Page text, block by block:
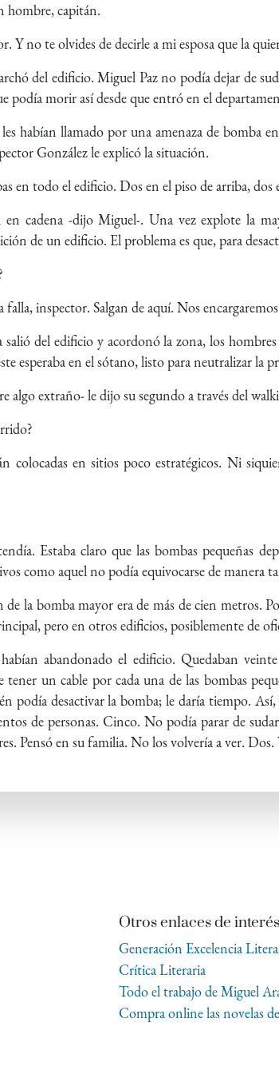
hombre, capitán.
Y no te olvides de decirle a mi esposa que la
del edificio. Miguel Paz no podía dejar de
podía morir así desde que entró en el
habían llamado por una amenaza de bomba
González le explicó la situación.
en todo el edificio. Dos en el piso de arriba, dos
cadena -dijo Miguel-. Una vez explote la
de un edificio. El problema es que, para
inspector. Salgan de aquí. Nos
salió del edificio y acordonó la zona, los
esperaba en el sótano, listo para neutralizar la
algo extraño- le dijo su segundo a través del
colocadas en sitios poco estratégicos. Ni
Estaba claro que las bombas pequeñas
como aquel no podía equivocarse de manera
de la bomba mayor era de más de cien metros.
pero en otros edificios, posiblemente de
abandonado el edificio. Quedaban
tener un cable por cada una de las bombas
podía desactivar la bomba; le daría tiempo.
de personas. Cinco. No podía parar de
Pensó en su familia. No los volvería a ver.
Otros enlaces de interés
Generación Excelencia
Crítica Literaria
Todo el trabajo de Miguel
Compra online las novelas